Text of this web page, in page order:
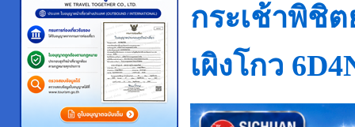
กระเช้าพิชิ
เผิงโกว